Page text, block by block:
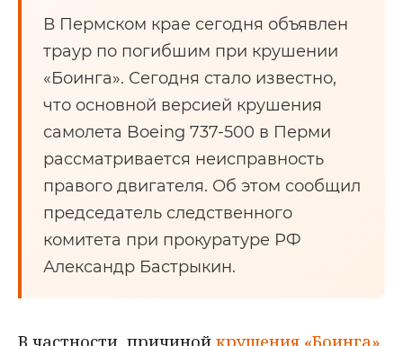
В Пермском крае сегодня объявлен
траур по погибшим при крушении
«Боинга». Сегодня стало известно,
что основной версией крушения
самолета Boeing 737-500 в Перми
рассматривается неисправность
правого двигателя. Об этом сообщил
председатель следственного
комитета при прокуратуре РФ
Александр Бастрыкин.
В частности, причиной крушения «Боинга»